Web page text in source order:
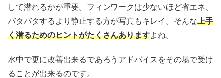
して潜れるかが重要。フィンワークは少ないほど省エネ、
バタバタするより静止する方が写真もキレイ。そんな上手
く潜るためのヒントがたくさんありますよね。
水中で更に改善出来るであろうアドバイスをその場で受け
ることが出来るのです。